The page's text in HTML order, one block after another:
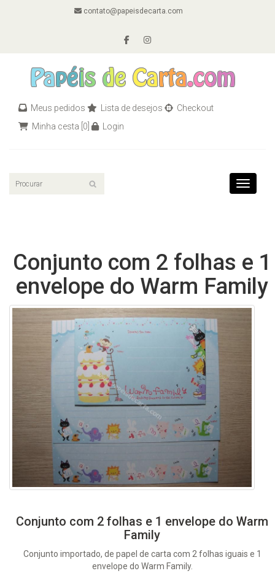
contato@papeisdecarta.com
Meus pedidos Lista de desejos
Checkout
Minha cesta [0] Login
Toggle
Conjunto com 2 folhas e 1
envelope do Warm Family
Conjunto com 2 folhas e 1 envelope do Warm
Family
Conjunto importado, de papel de carta com 2 folhas iguais e 1
envelope do Warm Family.